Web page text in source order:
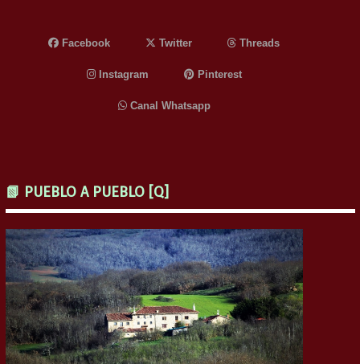
Facebook Twitter Threads
Instagram Pinterest
Canal Whatsapp
📗 PUEBLO A PUEBLO [Q]